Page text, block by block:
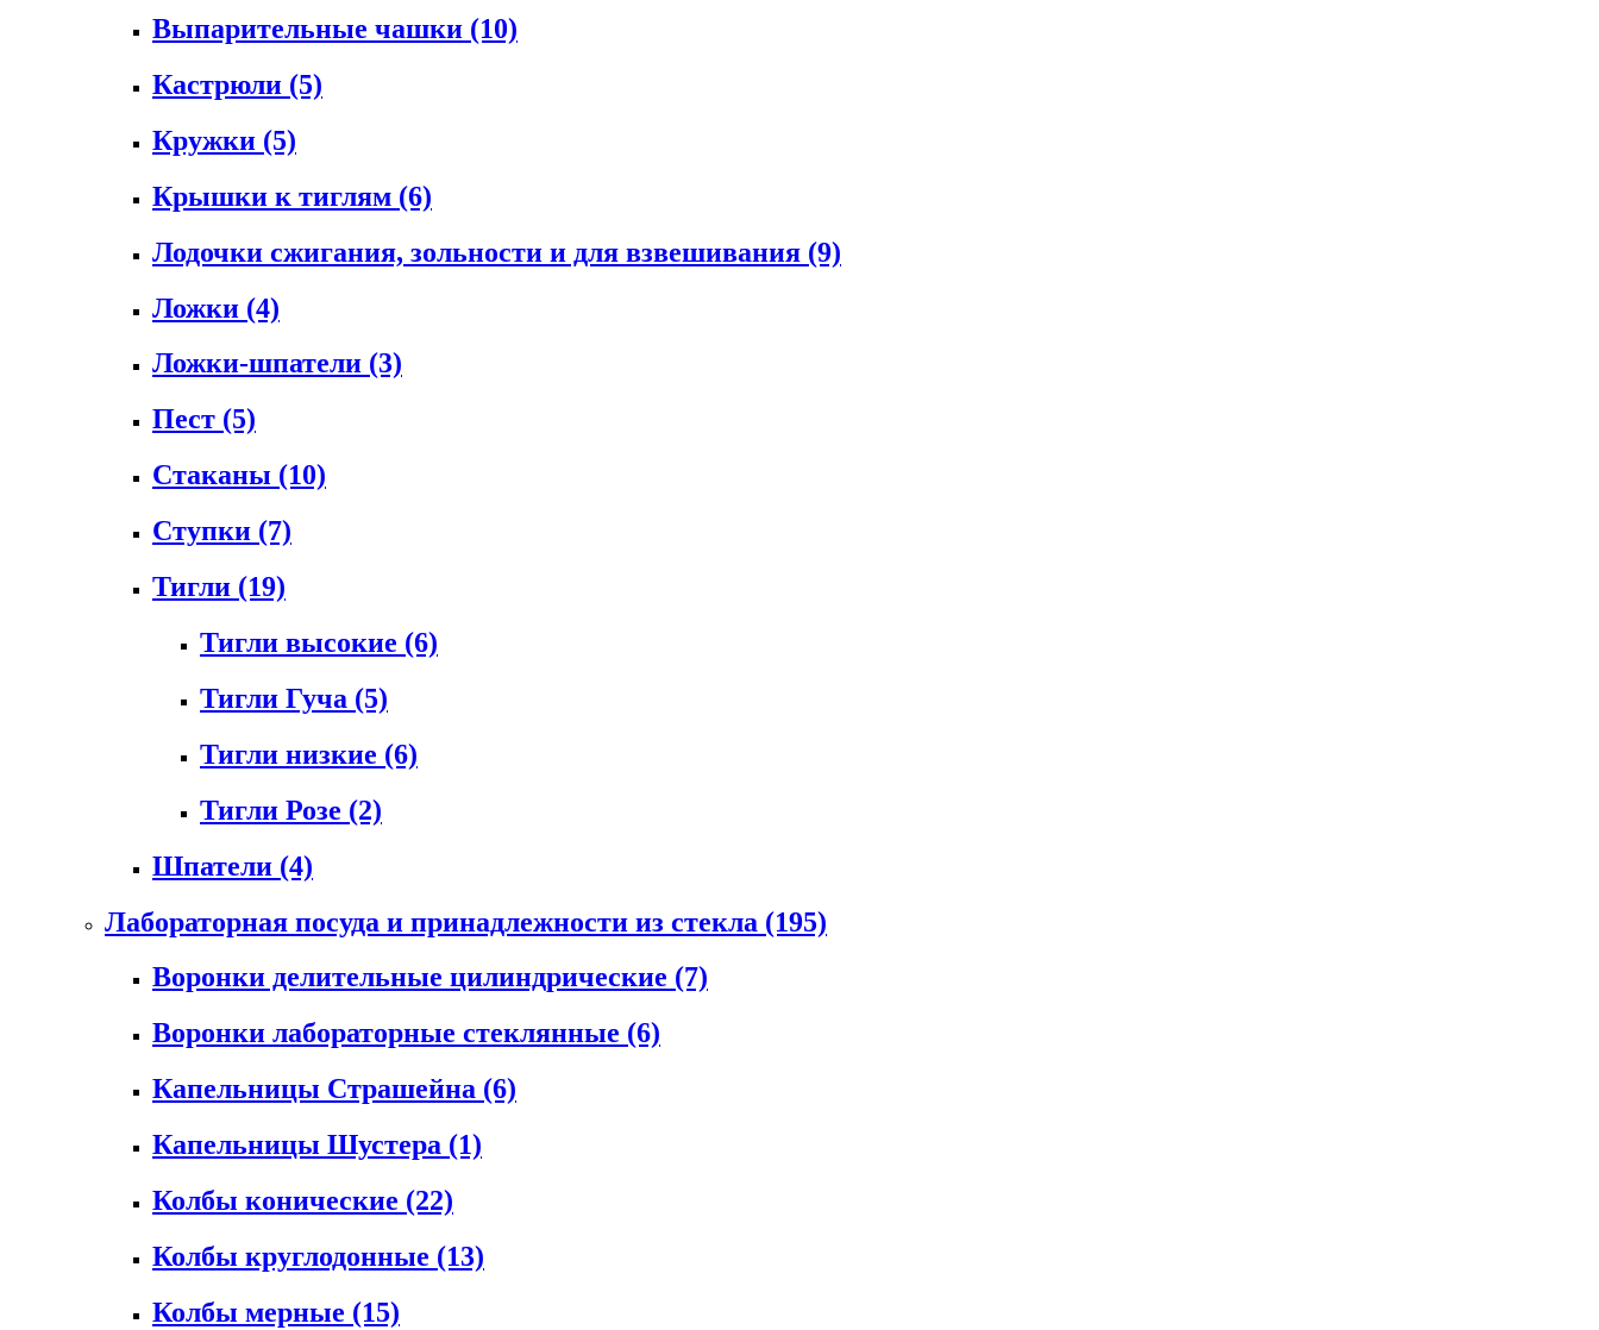
Выпарительные чашки (10)
Кастрюли (5)
Кружки (5)
Крышки к тиглям (6)
Лодочки сжигания, зольности и для взвешивания (9)
Ложки (4)
Ложки-шпатели (3)
Пест (5)
Стаканы (10)
Ступки (7)
Тигли (19)
Тигли высокие (6)
Тигли Гуча (5)
Тигли низкие (6)
Тигли Розе (2)
Шпатели (4)
Лабораторная посуда и принадлежности из стекла (195)
Воронки делительные цилиндрические (7)
Воронки лабораторные стеклянные (6)
Капельницы Страшейна (6)
Капельницы Шустера (1)
Колбы конические (22)
Колбы круглодонные (13)
Колбы мерные (15)